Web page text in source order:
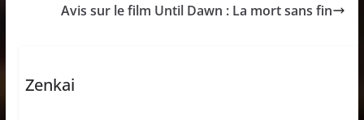
Avis sur le film Until Dawn : La mort sans fin
Zenkai